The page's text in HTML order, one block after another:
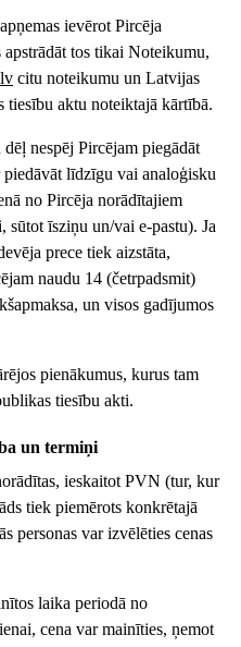
apņemas ievērot Pircēja
tos tikai Noteikumu,
citu noteikumu un Latvijas
tiesību aktu noteiktajā kārtībā.
nespēj Pircējam piegādāt
piedāvāt līdzīgu vai analoģisku
no Pircēja norādītajiem
sūtot īsziņu un/vai e-pastu). Ja
prece tiek aizstāta,
naudu 14 (četrpadsmit)
un visos gadījumos
pienākumus, kurus tam
tiesību akti.
un termiņi
ieskaitot PVN (tur, kur
tiek piemērots konkrētajā
personas var izvēlēties cenas
laika periodā no
cena var mainīties, ņemot